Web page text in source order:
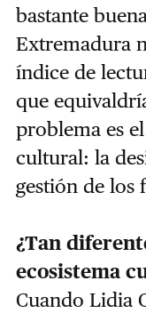
bastante
Extremadura
índice de
que
problema es
cultural: la
gestión de los
¿Tan
ecosistema
Cuando Lidia